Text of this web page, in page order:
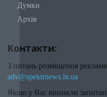
Думки
Архів
Контакти:
З питань розміщення
adv@spektrnews.in.ua
Якщо у Вас виникли